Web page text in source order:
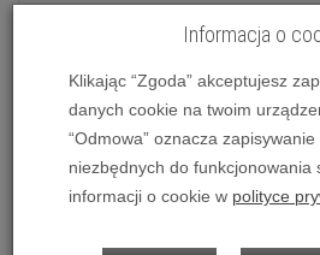
Odtwarzacz CD Atoll CD200 EVO
Możliwość zakupu produktu w
Informacja o
Klikając “Zgoda” akceptujesz
danych cookie na twoim
“Odmowa” oznacza
niezbędnych do funkcjonowania
informacji o cookie w polityce